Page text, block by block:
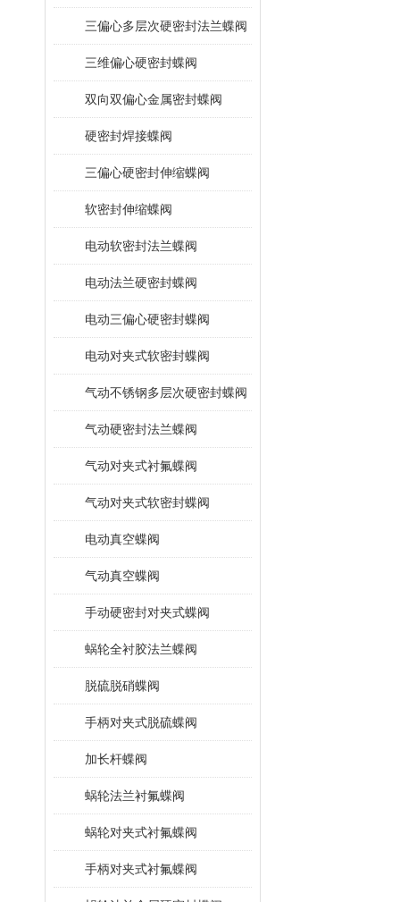
三偏心多层次硬密封法兰蝶阀
三维偏心硬密封蝶阀
双向双偏心金属密封蝶阀
硬密封焊接蝶阀
三偏心硬密封伸缩蝶阀
软密封伸缩蝶阀
电动软密封法兰蝶阀
电动法兰硬密封蝶阀
电动三偏心硬密封蝶阀
电动对夹式软密封蝶阀
气动不锈钢多层次硬密封蝶阀
气动硬密封法兰蝶阀
气动对夹式衬氟蝶阀
气动对夹式软密封蝶阀
电动真空蝶阀
气动真空蝶阀
手动硬密封对夹式蝶阀
蜗轮全衬胶法兰蝶阀
脱硫脱硝蝶阀
手柄对夹式脱硫蝶阀
加长杆蝶阀
蜗轮法兰衬氟蝶阀
蜗轮对夹式衬氟蝶阀
手柄对夹式衬氟蝶阀